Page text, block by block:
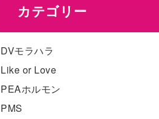
カテゴリー
DVモラハラ
Like or Love
PEAホルモン
PMS